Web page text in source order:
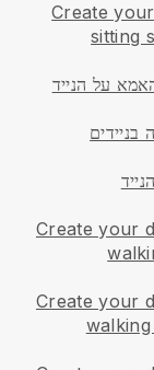
Create
sitting
על הנייד
Create your
Create your